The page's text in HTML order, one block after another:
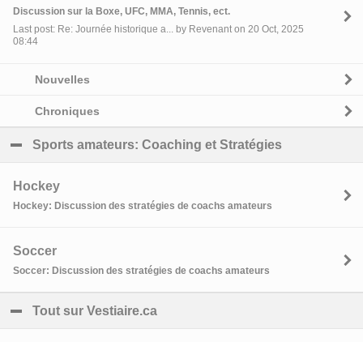
Discussion sur la Boxe, UFC, MMA, Tennis, ect.
Last post: Re: Journée historique a... by Revenant on 20 Oct, 2025
08:44
Nouvelles
Chroniques
Sports amateurs: Coaching et Stratégies
Hockey
Hockey: Discussion des stratégies de coachs amateurs
Soccer
Soccer: Discussion des stratégies de coachs amateurs
Tout sur Vestiaire.ca